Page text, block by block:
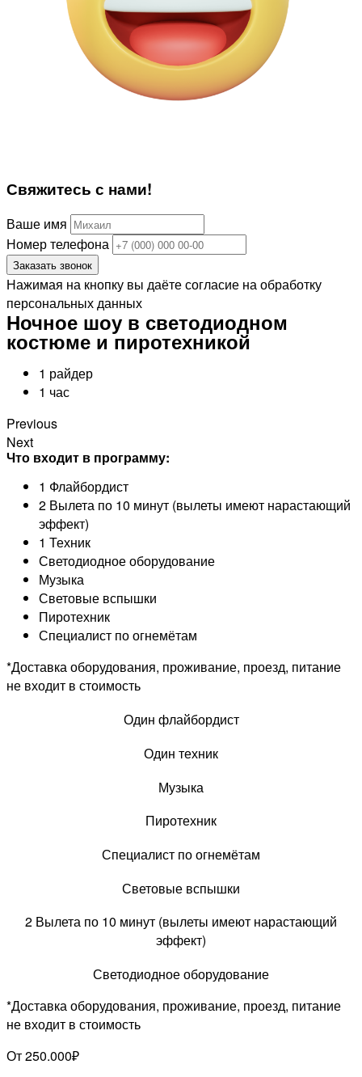
Свяжитесь с нами!
Ваше имя
Номер телефона
Заказать звонок
Нажимая на кнопку вы даёте согласие на обработку
персональных данных
Ночное шоу в светодиодном
костюме и пиротехникой
1 райдер
1 час
Previous
Next
Что входит в программу:
1 Флайбордист
2 Вылета по 10 минут (вылеты имеют нарастающий
эффект)
1 Техник
Светодиодное оборудование
Музыка
Световые вспышки
Пиротехник
Специалист по огнемётам
*Доставка оборудования, проживание, проезд, питание
не входит в стоимость
Один флайбордист
Один техник
Музыка
Пиротехник
Специалист по огнемётам
Световые вспышки
2 Вылета по 10 минут (вылеты имеют нарастающий
эффект)
Светодиодное оборудование
*Доставка оборудования, проживание, проезд, питание
не входит в стоимость
От 250.000₽